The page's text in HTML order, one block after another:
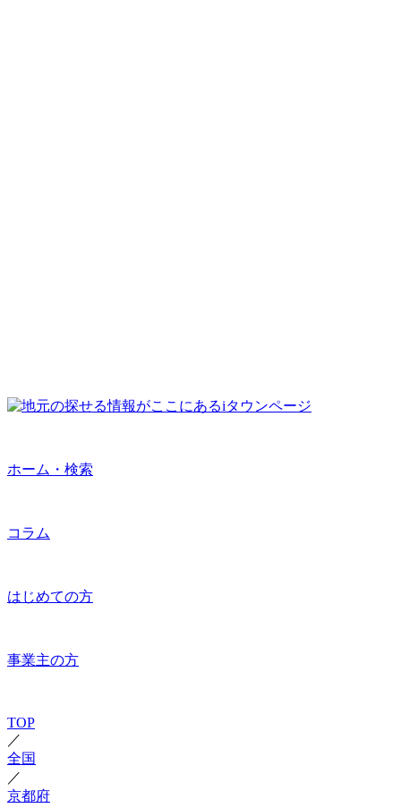
ホーム・検索
コラム
はじめての方
事業主の方
TOP
／
全国
／
京都府